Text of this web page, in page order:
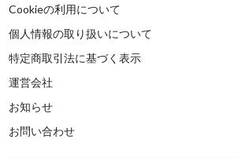
Cookieの利用について
個人情報の取り扱いについて
特定商取引法に基づく表示
運営会社
お知らせ
お問い合わせ